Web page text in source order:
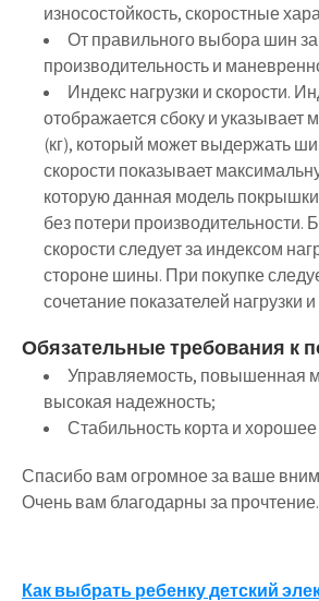
износостойкость, скоростные
От правильного выбора шин
производительность и
Индекс нагрузки и скорости.
отображается сбоку и указывает
(кг), который может выдержать
скорости показывает
которую данная модель
без потери производительности.
скорости следует за индексом
стороне шины. При покупке
сочетание показателей нагрузки и
Обязательные требования к
Управляемость, повышенная
высокая надежность;
Стабильность корта и
Спасибо вам огромное за ваше
Очень вам благодарны за прочтение.
Как выбрать ребенку детский